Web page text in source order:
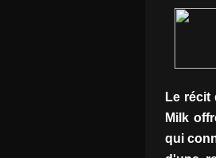
Le récit
Milk
qui